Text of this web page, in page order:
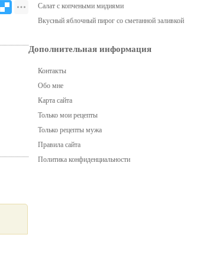
Салат с копчеными мидиями
Вкусный яблочный пирог со сметанной заливкой
Дополнительная информация
Контакты
Обо мне
Карта сайта
Только мои рецепты
Только рецепты мужа
Правила сайта
Политика конфиденциальности